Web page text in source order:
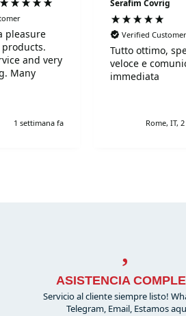
pleasure
and very
Many
1 settimana fa
Serafim Covrig
Verified Customer
Tutto ottimo,
veloce e
immediata
Rome, IT,
ASISTENCIA
Servicio al cliente siempre listo!
Telegram, Email, Estamos